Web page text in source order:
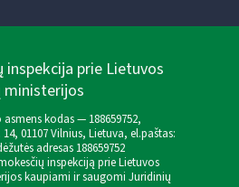
inspekcija prie Lietuvos
ministerijos
kodas — 188659752,
01107 Vilnius, Lietuva, el.paštas:
adresas 188659752
inspekciją prie Lietuvos
kaupiami ir saugomi Juridinių